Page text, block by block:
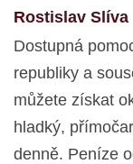
Rostislav Slíva
Dostupná
republiky a
můžete získat
hladký,
denně. Peníze